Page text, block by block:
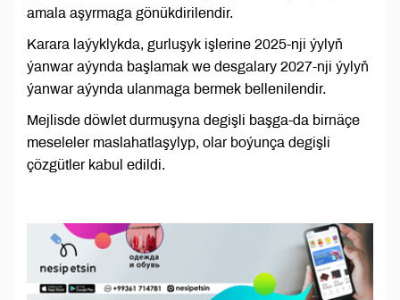
amala aşyrmaga gönükdirilendir.
Karara laýyklykda, gurluşyk işlerine 2025-nji ýylyň
ýanwar aýynda başlamak we desgalary 2027-nji ýylyň
ýanwar aýynda ulanmaga bermek bellenilendir.
Mejlisde döwlet durmuşyna degişli başga-da birnäçe
meseleler maslahatlaşylyp, olar boýunça degişli
çözgütler kabul edildi.